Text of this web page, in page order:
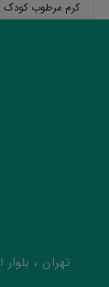
کرم مرطوب کودک
تهران ،